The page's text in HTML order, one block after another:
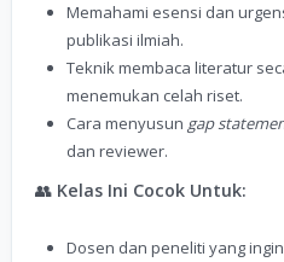
Memahami esensi dan
publikasi ilmiah.
Teknik membaca literatur
menemukan celah riset.
Cara menyusun gap
dan reviewer.
👥 Kelas Ini Cocok Untuk:
Dosen dan peneliti yang